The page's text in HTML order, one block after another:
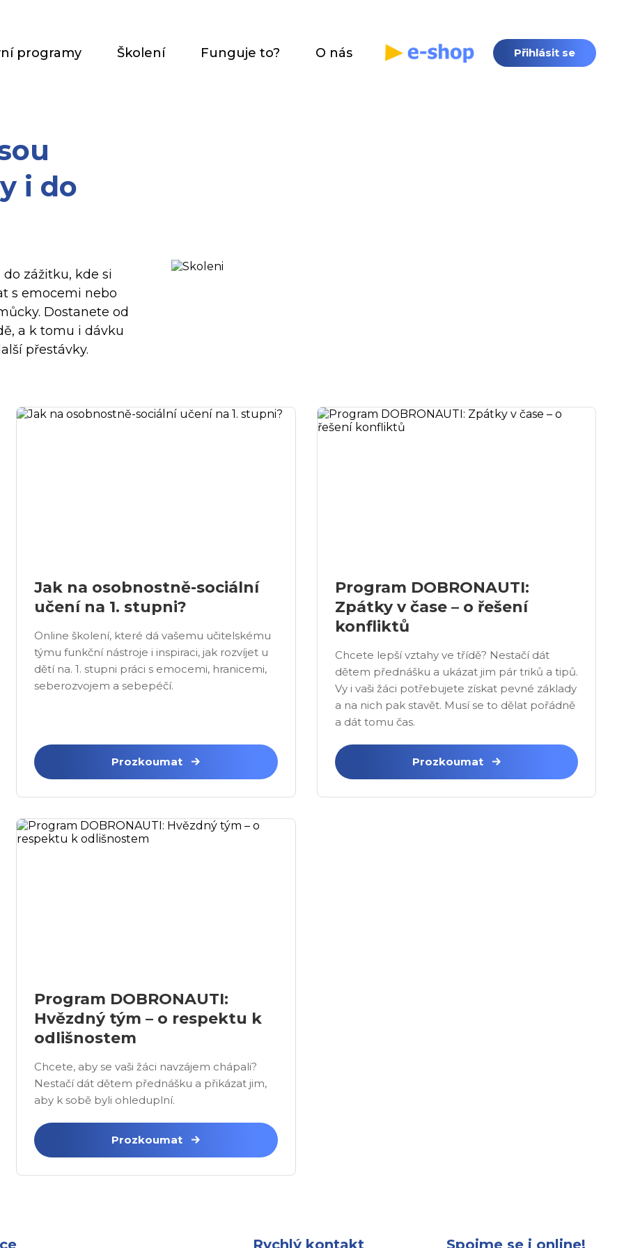
programy Školení Funguje to? O nás Přihlásit se
i do
zážitku, kde si
s emocemi nebo
Dostanete od
a k tomu i dávku
přestávky.
Jak na osobnostně-sociální
učení na 1. stupni?
Online školení, které dá vašemu učitelskému
týmu funkční nástroje i inspiraci, jak rozvíjet u
dětí na. 1. stupni práci s emocemi, hranicemi,
seberozvojem a sebepéčí.
Prozkoumat
Program DOBRONAUTI:
Zpátky v čase – o řešení
konfliktů
Chcete lepší vztahy ve třídě? Nestačí dát
dětem přednášku a ukázat jim pár triků a tipů.
Vy i vaši žáci potřebujete získat pevné základy
a na nich pak stavět. Musí se to dělat pořádně
a dát tomu čas.
Prozkoumat
Program DOBRONAUTI:
Hvězdný tým – o respektu k
odlišnostem
Chcete, aby se vaši žáci navzájem chápali?
Nestačí dát dětem přednášku a přikázat jim,
aby k sobě byli ohleduplní.
Prozkoumat
Rychlý kontakt Spojme se i online!